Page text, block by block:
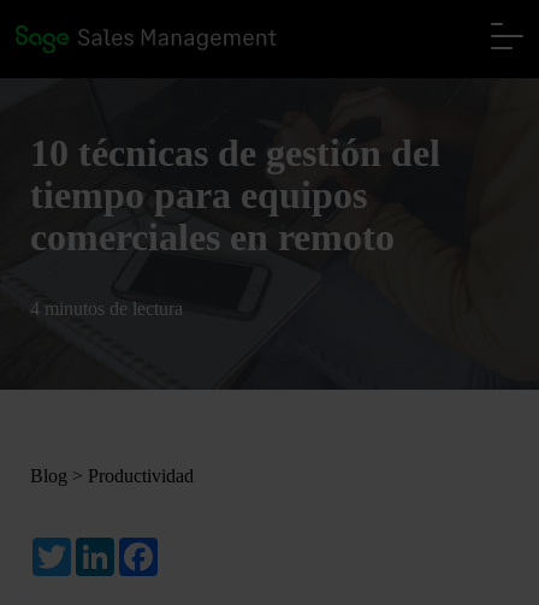
10 técnicas de gestión del
tiempo para equipos
comerciales en remoto
4 minutos de lectura
Blog > Productividad
TwitterLinkedIn